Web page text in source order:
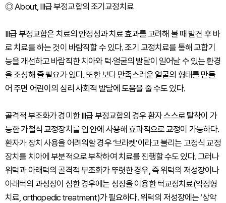
◎About, III급 부정교합의 조기교정치료
III급 부정교합은 치료의 안정성과 치료 효과를 고려해 볼 때 발견 후 바
로 치료를 하는 것이 바람직할 수 있다. 조기 교정치료를 통해 교합기
능을 개선하고 바람직한 치아와 턱·얼굴의 발달이 일어날 수 있는 환경
을 조성해 줄 필요가 있다. 또한 보다 만족스러운 얼굴의 형태를 만들
어 주면 어린이의 심리 사회적 발달에 도움을 줄 수도 있다.
골격적 부조화가 경미한 III급 부정교합의 경우 환자 스스로 탈착이 가
능한 가철식 교정장치를 입 안에 사용해 효과적으로 교정이 가능하다.
환자가 장치 사용을 어려워할 경우 ‘브라켓’이라고 불리는 고정식 교정
장치를 치아에 부분적으로 부착하여 치료를 진행할 수도 있다. 그러나
위턱과 아래턱의 골격적 부조화가 뚜렷한 경우, 즉 위턱의 저성장이나
아래턱의 과성장이 심한 경우에는 성장을 이용한 턱교정치료(악정형
치료, orthopedic treatment)가 필요하다. 위턱의 저성장에는 ‘상악